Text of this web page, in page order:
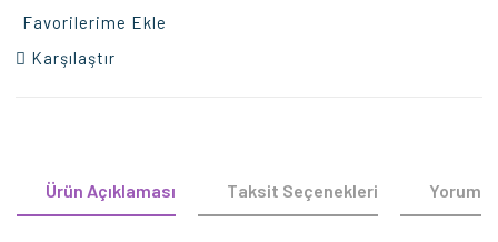
Favorilerime Ekle
Karşılaştır
Ürün Açıklaması Taksit Seçenekleri